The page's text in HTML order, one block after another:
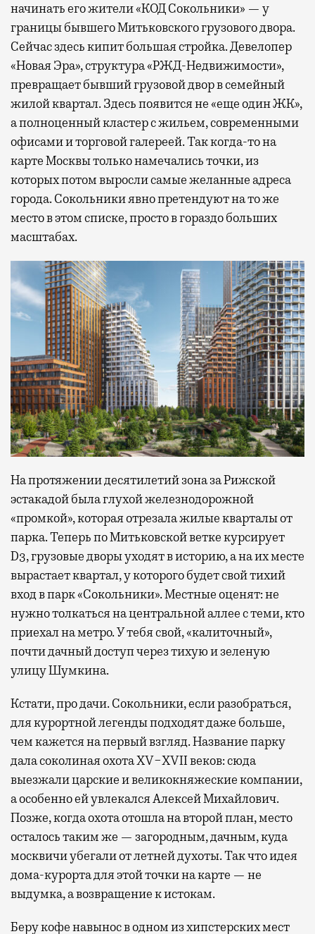
начинать его жители «КОД Сокольники» — у
границы бывшего Митьковского грузового двора.
Сейчас здесь кипит большая стройка. Девелопер
«Новая Эра», структура «РЖД-Недвижимости»,
превращает бывший грузовой двор в семейный
жилой квартал. Здесь появится не «еще один ЖК»,
а полноценный кластер с жильем, современными
офисами и торговой галереей. Так когда-то на
карте Москвы только намечались точки, из
которых потом выросли самые желанные адреса
города. Сокольники явно претендуют на то же
место в этом списке, просто в гораздо больших
масштабах.
На протяжении десятилетий зона за Рижской
эстакадой была глухой железнодорожной
«промкой», которая отрезала жилые кварталы от
парка. Теперь по Митьковской ветке курсирует
D3, грузовые дворы уходят в историю, а на их месте
вырастает квартал, у которого будет свой тихий
вход в парк «Сокольники». Местные оценят: не
нужно толкаться на центральной аллее с теми, кто
приехал на метро. У тебя свой, «калиточный»,
почти дачный доступ через тихую и зеленую
улицу Шумкина.
Кстати, про дачи. Сокольники, если разобраться,
для курортной легенды подходят даже больше,
чем кажется на первый взгляд. Название парку
дала соколиная охота XV−XVII веков: сюда
выезжали царские и великокняжеские компании,
а особенно ей увлекался Алексей Михайлович.
Позже, когда охота отошла на второй план, место
осталось таким же — загородным, дачным, куда
москвичи убегали от летней духоты. Так что идея
дома-курорта для этой точки на карте — не
выдумка, а возвращение к истокам.
Беру кофе навынос в одном из хипстерских мест